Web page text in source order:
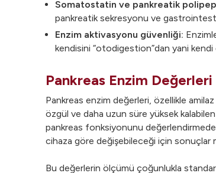
Somatostatin ve pankreatik
pankreatik sekresyonu ve
Enzim aktivasyonu güvenliği:
kendisini “otodigestion”dan yani
Pankreas Enzim
Pankreas enzim değerleri, özellikle
özgül ve daha uzun süre yüksek
pankreas fonksiyonunu değerlendirmede
cihaza göre değişebileceği için sonuçlar
Bu değerlerin ölçümü çoğunlukla